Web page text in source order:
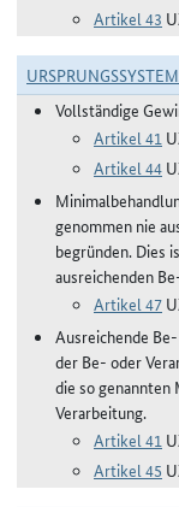
Artikel 43
Vollständige
Artikel 41
Artikel 44
genommen nie
begründen. Dies
ausreichenden
Artikel 47
Ausreichende
der Be- oder
die so genannten
Verarbeitung.
Artikel 41
Artikel 45